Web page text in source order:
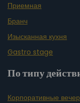
Приемная
Бранч
Изысканная кухня
Gastro stage
По типу
Корпоративные